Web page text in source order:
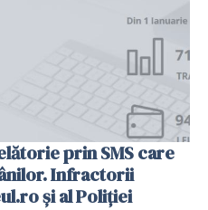
prin SMS care
Infractorii
și al Poliției